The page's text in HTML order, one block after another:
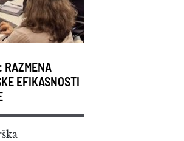
RAZMENA
EFIKASNOSTI